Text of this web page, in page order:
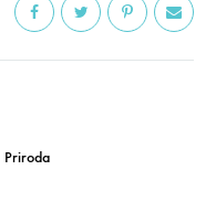
Priroda